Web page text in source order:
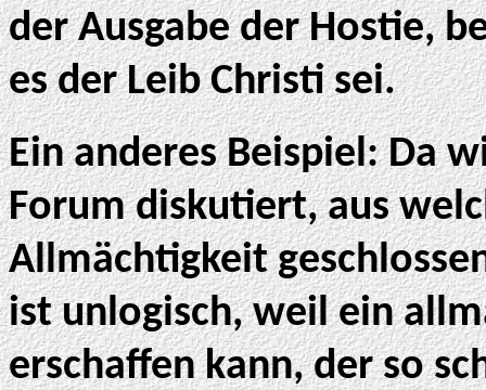
der Ausgabe der Hostie,
es der Leib Christi sei.
Ein anderes Beispiel: Da
Forum diskutiert, aus
Allmächtigkeit
ist unlogisch, weil ein
erschaffen kann, der so